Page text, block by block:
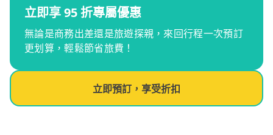
立即享 95 折專屬優惠
無論是商務出差還是旅遊探親，來回行程一次預訂
更划算，輕鬆節省旅費！
立即預訂，享受折扣